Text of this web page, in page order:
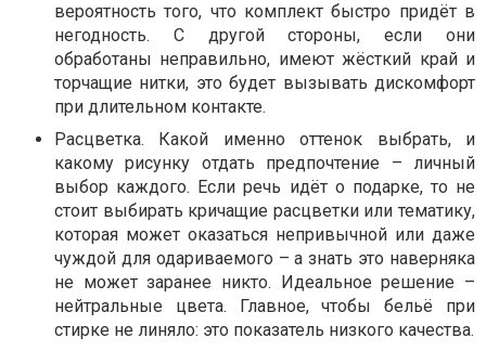
вероятность того, что комплект быстро придёт в
негодность. С другой стороны, если они
обработаны неправильно, имеют жёсткий край и
торчащие нитки, это будет вызывать дискомфорт
при длительном контакте.
Расцветка. Какой именно оттенок выбрать, и
какому рисунку отдать предпочтение – личный
выбор каждого. Если речь идёт о подарке, то не
стоит выбирать кричащие расцветки или тематику,
которая может оказаться непривычной или даже
чуждой для одариваемого – а знать это наверняка
не может заранее никто. Идеальное решение –
нейтральные цвета. Главное, чтобы бельё при
стирке не линяло: это показатель низкого качества.